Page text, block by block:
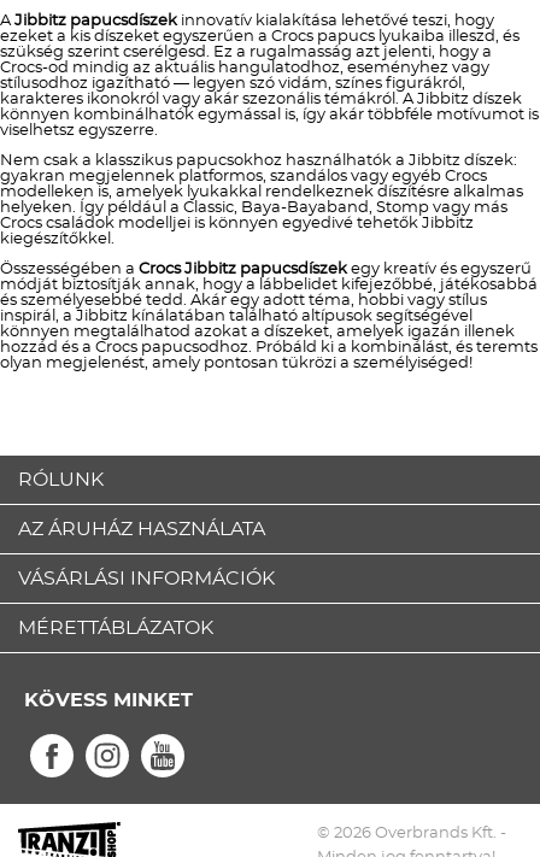
AJibbitz papucsdíszekinnovatív kialakítása lehetővé teszi, hogy
ezeket a kis díszeket egyszerűen a Crocs papucs lyukaiba illeszd, és
szükség szerint cserélgesd. Ez a rugalmasság azt jelenti, hogy a
Crocs-od mindig az aktuális hangulatodhoz, eseményhez vagy
stílusodhoz igazítható — legyen szó vidám, színes figurákról,
karakteres ikonokról vagy akár szezonális témákról. A Jibbitz díszek
könnyen kombinálhatók egymással is, így akár többféle motívumot is
viselhetsz egyszerre.
Nem csak a klasszikus papucsokhoz használhatók a Jibbitz díszek:
gyakran megjelennek platformos, szandálos vagy egyéb Crocs
modelleken is, amelyek lyukakkal rendelkeznek díszítésre alkalmas
helyeken. Így például a Classic, Baya-Bayaband, Stomp vagy más
Crocs családok modelljei is könnyen egyedivé tehetők Jibbitz
kiegészítőkkel.
Összességében a Crocs Jibbitz papucsdíszekegy kreatív és egyszerű
módját biztosítják annak, hogy a lábbelidet kifejezőbbé, játékosabbá
és személyesebbé tedd. Akár egy adott téma, hobbi vagy stílus
inspirál, a Jibbitz kínálatában található altípusok segítségével
könnyen megtalálhatod azokat a díszeket, amelyek igazán illenek
hozzád és a Crocs papucsodhoz. Próbáld ki a kombinálást, és teremts
olyan megjelenést, amely pontosan tükrözi a személyiséged!
RÓLUNK
AZ ÁRUHÁZ HASZNÁLATA
VÁSÁRLÁSI INFORMÁCIÓK
MÉRETTÁBLÁZATOK
KÖVESS MINKET
© 2026 Overbrands Kft. -